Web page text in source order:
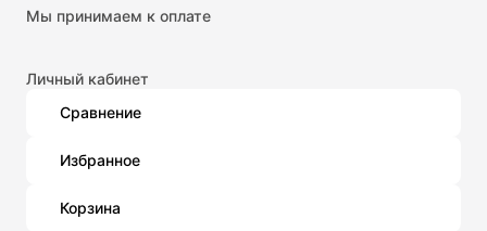
Мы принимаем к оплате
Личный кабинет
Сравнение
Избранное
Корзина